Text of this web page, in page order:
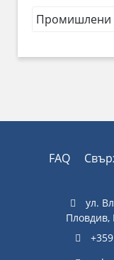
Промишлени
FAQ
ул.
Пловдив,